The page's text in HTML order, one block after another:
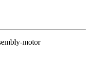
motor